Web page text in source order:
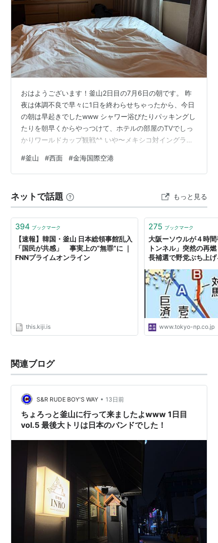
おはようございます！釜山2日目の7月6日の朝です。 昨
夜は体調不良で早々に1日を終わらせちゃったから、今日
の朝は早起きでしたwww シャワー浴びたりパッキングし
たりを朝早くからやっつけて、ホテルの部屋のTVでしっ
かりワールドカップ観戦^^ いや〜メキシコ対イングラン
の予約サイトから予約すると11時チェックアウトなんだ
けど、今回はホテルの公式サイトから予約してたんでチ
ど、終了までゆっくり観ることが出来たぜw しかし昨日
から引き続き高確率の雨予報なのにどっぴーかんなんで
すけどー！！ 日本円…
#釜山 #西面 #金海国際空港
ネットで話題 もっと見る
394 ブックマーク
【速報】韓国・釜山 日本総領事館乱入
「国民が共感」 事実上の“無罪”に ｜
FNNプライムオンライン
this.kiji.is
275 ブックマーク
大阪ーソウルが４時
トンネル」突然の再
長補選で野党ぶち上
www.tokyo-np.co.jp
関連ブログ
S&R RUDE BOY'S WAY • 13日前
ちょろっと釜山に行って来ましたよwww 1日目
vol.5 最後大トリは日本のバンドでした！